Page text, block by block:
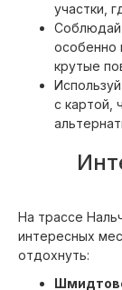
участки,
особенно
крутые
с картой,
На трассе
интересных
отдохнуть: